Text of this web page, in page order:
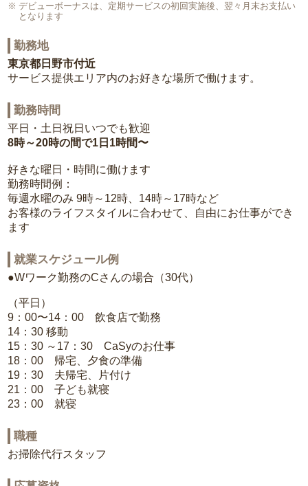
デビューボーナスは、定期サービスの初回実施後、翌々月末お支払い
となります
勤務地
東京都日野市付近
サービス提供エリア内のお好きな場所で働けます。
勤務時間
平日・土日祝日いつでも歓迎
8時～20時の間で1日1時間〜
好きな曜日・時間に働けます
勤務時間例：
毎週水曜のみ 9時～12時、14時～17時など
お客様のライフスタイルに合わせて、自由にお仕事ができ
ます
就業スケジュール例
●Wワーク勤務のCさんの場合（30代）
（平日）
9：00〜14：00 飲食店で勤務
14：30 移動
15：30 ～17：30 CaSyのお仕事
18：00 帰宅、夕食の準備
19：30 夫帰宅、片付け
21：00 子ども就寝
23：00 就寝
職種
お掃除代行スタッフ